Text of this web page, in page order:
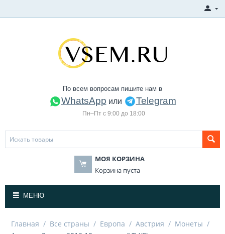
По всем вопросам пишите нам в
WhatsApp или Telegram
Пн–Пт с 9:00 до 18:00
МОЯ КОРЗИНА
Корзина пуста
МЕНЮ
Главная / Все страны / Европа / Австрия / Монеты /